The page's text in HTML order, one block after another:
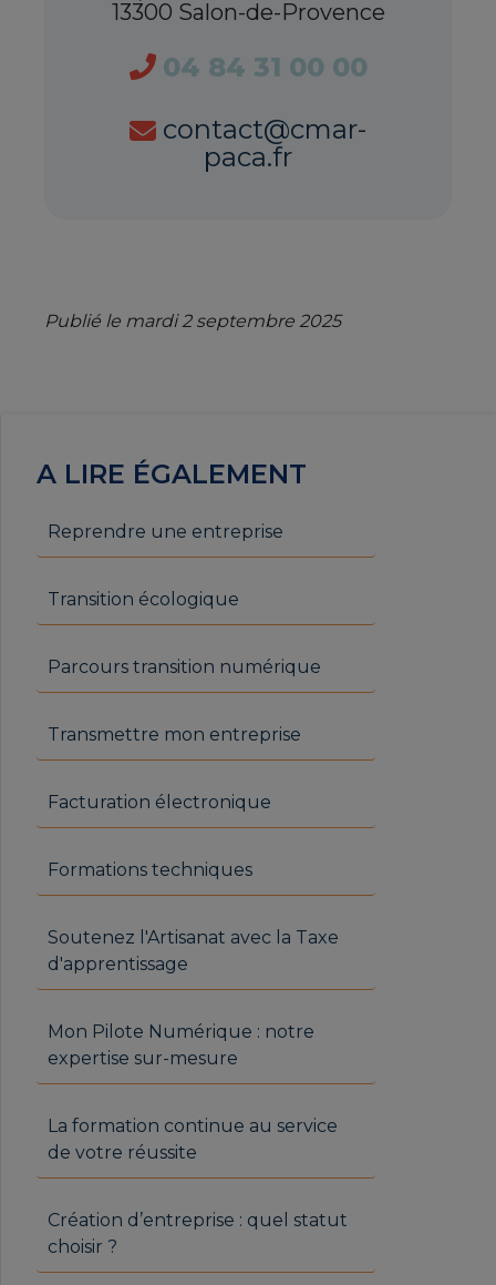
13300 Salon-de-Provence
04 84 31 00 00
contact@cmar-
paca.fr
Publié le mardi 2 septembre 2025
A LIRE ÉGALEMENT
Reprendre une entreprise
Transition écologique
Parcours transition numérique
Transmettre mon entreprise
Facturation électronique
Formations techniques
Soutenez l'Artisanat avec la Taxe
d'apprentissage
Mon Pilote Numérique : notre
expertise sur-mesure
La formation continue au service
de votre réussite
Création d’entreprise : quel statut
choisir ?